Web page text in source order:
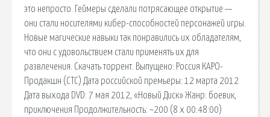
это непросто. Геймеры сделали потрясающее открытие —
они стали носителями кибер-способностей персонажей игры.
Новые магические навыки так понравились их обладателям,
что они с удовольствием стали применять их для
развлечения. Скачать торрент. Выпущено: Россия КАРО-
Продакшн (СТС) Дата российской премьеры: 12 марта 2012
Дата выхода DVD: 7 мая 2012, «Новый Диск» Жанр: боевик,
приключения Продолжительность: ~200 (8 x 00:48:00)